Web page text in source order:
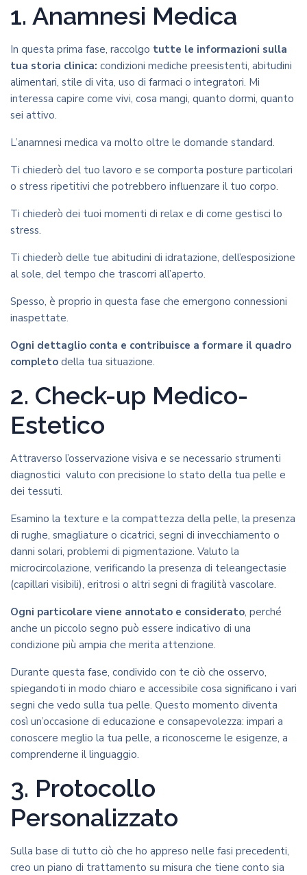
1. Anamnesi Medica
In questa prima fase, raccolgo tutte le informazioni sulla
tua storia clinica: condizioni mediche preesistenti, abitudini
alimentari, stile di vita, uso di farmaci o integratori. Mi
interessa capire come vivi, cosa mangi, quanto dormi, quanto
sei attivo.
L’anamnesi medica va molto oltre le domande standard.
Ti chiederò del tuo lavoro e se comporta posture particolari
o stress ripetitivi che potrebbero influenzare il tuo corpo.
Ti chiederò dei tuoi momenti di relax e di come gestisci lo
stress.
Ti chiederò delle tue abitudini di idratazione, dell’esposizione
al sole, del tempo che trascorri all’aperto.
Spesso, è proprio in questa fase che emergono connessioni
inaspettate.
Ogni dettaglio conta e contribuisce a formare il quadro
completo della tua situazione.
2. Check-up Medico-
Estetico
Attraverso l’osservazione visiva e se necessario strumenti
diagnostici valuto con precisione lo stato della tua pelle e
dei tessuti.
Esamino la texture e la compattezza della pelle, la presenza
di rughe, smagliature o cicatrici, segni di invecchiamento o
danni solari, problemi di pigmentazione. Valuto la
microcircolazione, verificando la presenza di teleangectasie
(capillari visibili), eritrosi o altri segni di fragilità vascolare.
Ogni particolare viene annotato e considerato, perché
anche un piccolo segno può essere indicativo di una
condizione più ampia che merita attenzione.
Durante questa fase, condivido con te ciò che osservo,
spiegandoti in modo chiaro e accessibile cosa significano i vari
segni che vedo sulla tua pelle. Questo momento diventa
così un’occasione di educazione e consapevolezza: impari a
conoscere meglio la tua pelle, a riconoscerne le esigenze, a
comprenderne il linguaggio.
3. Protocollo
Personalizzato
Sulla base di tutto ciò che ho appreso nelle fasi precedenti,
creo un piano di trattamento su misura che tiene conto sia